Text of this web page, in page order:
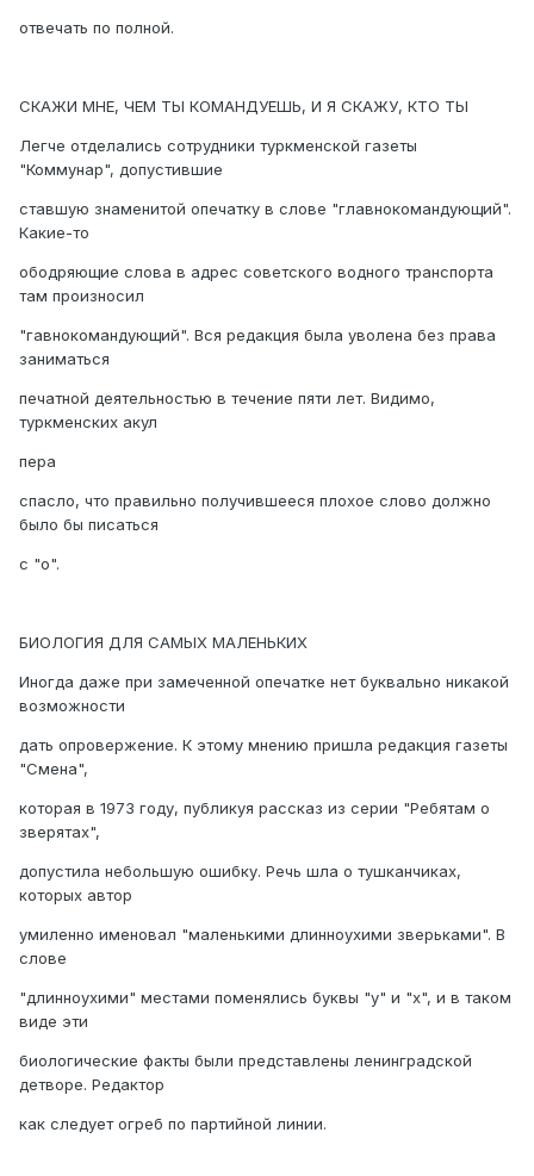
отвечать по полной.
СКАЖИ МНЕ, ЧЕМ ТЫ КОМАНДУЕШЬ, И Я СКАЖУ, КТО ТЫ
Легче отделались сотрудники туркменской газеты
"Коммунар", допустившие
ставшую знаменитой опечатку в слове "главнокомандующий".
Какие-то
ободряющие слова в адрес советского водного транспорта
там произносил
"гавнокомандующий". Вся редакция была уволена без права
заниматься
печатной деятельностью в течение пяти лет. Видимо,
туркменских акул
пера
спасло, что правильно получившееся плохое слово должно
было бы писаться
с "о".
БИОЛОГИЯ ДЛЯ САМЫХ МАЛЕНЬКИХ
Иногда даже при замеченной опечатке нет буквально никакой
возможности
дать опровержение. К этому мнению пришла редакция газеты
"Смена",
которая в 1973 году, публикуя рассказ из серии "Ребятам о
зверятах",
допустила небольшую ошибку. Речь шла о тушканчиках,
которых автор
умиленно именовал "маленькими длинноухими зверьками". В
слове
"длинноухими" местами поменялись буквы "у" и "х", и в таком
виде эти
биологические факты были представлены ленинградской
детворе. Редактор
как следует огреб по партийной линии.